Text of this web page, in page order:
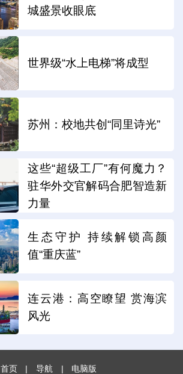
城盛景收眼底
世界级“水上电梯”将成型
苏州：校地共创“同里诗光”
这些“超级工厂”有何魔力？
驻华外交官解码合肥智造新
力量
生态守护 持续解锁高颜
值“重庆蓝”
连云港：高空瞭望 赏海滨
风光
首页 | 导航 | 电脑版